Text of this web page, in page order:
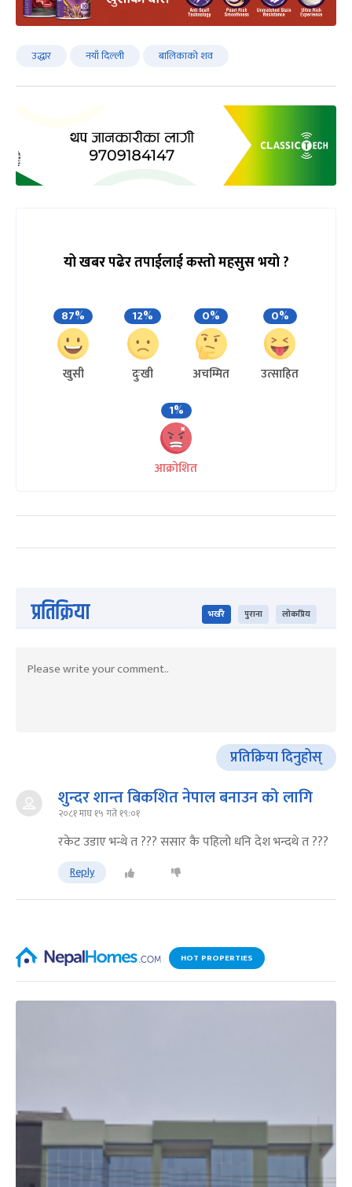
उद्धार नयाँ दिल्ली बालिकाको शव
यो खबर पढेर तपाईलाई कस्तो महसुस भयो ?
87%
खुसी
12%
दुःखी
0%
अचम्मित
0%
उत्साहित
1%
आक्रोशित
प्रतिक्रिया भर्खरै पुराना लोकप्रिय
प्रतिक्रिया दिनुहोस्
शुन्दर शान्त बिकशित नेपाल बनाउन को लागि
२०८१ माघ १५ गते १९:०१
रकेट उडाए भन्थे त ??? ससार कै पहिलो धनि देश भन्दथे त ???
Reply
HOT PROPERTIES